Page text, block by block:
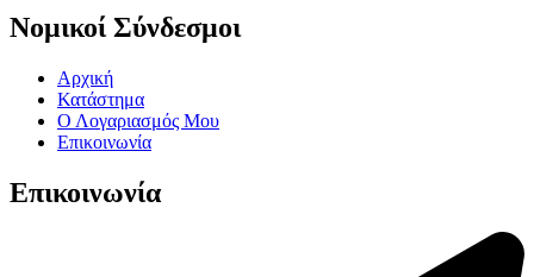
Νομικοί Σύνδεσμοι
Αρχική
Κατάστημα
Ο Λογαριασμός Μου
Επικοινωνία
Επικοινωνία